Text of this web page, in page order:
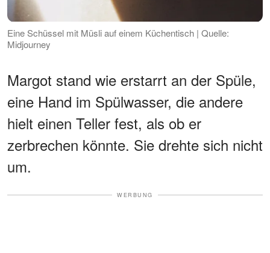
Eine Schüssel mit Müsli auf einem Küchentisch | Quelle:
Midjourney
Margot stand wie erstarrt an der Spüle,
eine Hand im Spülwasser, die andere
hielt einen Teller fest, als ob er
zerbrechen könnte. Sie drehte sich nicht
um.
WERBUNG